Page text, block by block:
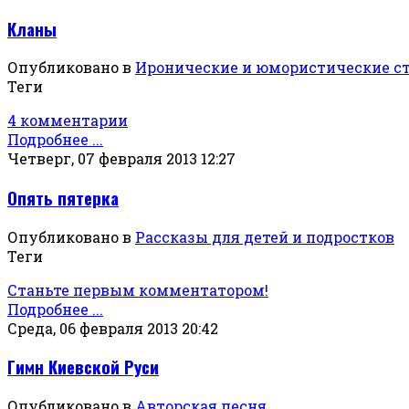
Кланы
Опубликовано в Иронические и юмористические
Теги
4 комментарии
Подробнее ...
Четверг, 07 февраля 2013 12:27
Опять пятерка
Опубликовано в Рассказы для детей и подростков
Теги
Станьте первым комментатором!
Подробнее ...
Среда, 06 февраля 2013 20:42
Гимн Киевской Руси